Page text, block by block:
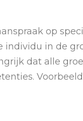
op
individu in de
dat alle